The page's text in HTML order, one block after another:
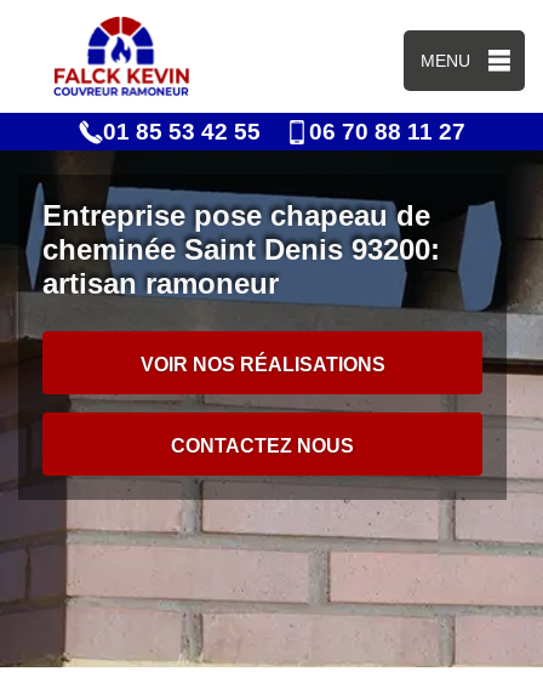
MENU
01 85 53 42 55 06 70 88 11 27
Entreprise pose chapeau de
cheminée Saint Denis 93200:
artisan ramoneur
VOIR NOS RÉALISATIONS
CONTACTEZ NOUS